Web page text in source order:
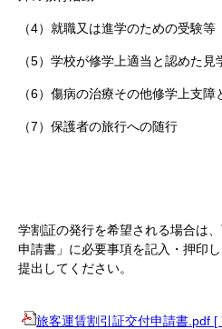
（4）就職又は進学のための受験等
（5）学校が修学上適当と認めた
（6）傷病の治療その他修学上支障
（7）保護者の旅行への随行
学割証の発行を希望される場合は
申請書」に必要事項を記入・押印
提出して
旅客運賃割引証交付申請書.pdf [